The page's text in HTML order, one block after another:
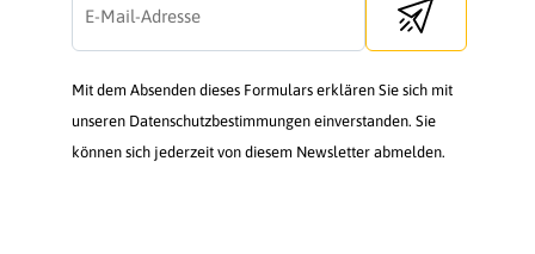
Send newsletter
Mit dem Absenden dieses Formulars erklären Sie sich mit
unseren Datenschutzbestimmungen einverstanden. Sie
können sich jederzeit von diesem Newsletter abmelden.